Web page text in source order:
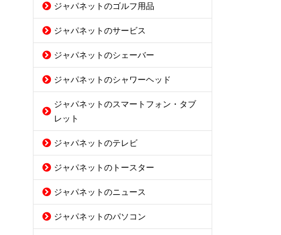
ジャパネットのゴルフ用品
ジャパネットのサービス
ジャパネットのシェーバー
ジャパネットのシャワーヘッド
ジャパネットのスマートフォン・タブ
レット
ジャパネットのテレビ
ジャパネットのトースター
ジャパネットのニュース
ジャパネットのパソコン